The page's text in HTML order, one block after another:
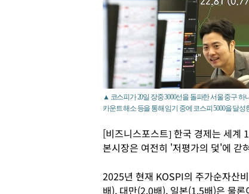
▲ 코스피가 20일 장중 3000선을 돌파한 서울 중구
카운트 해소 등을 통해 임기 중에 코스피 5000을 달
[비즈니스포스트] 한국 경제는 세계
본시장은 여전히 '저평가의 덫'에 갇
2025년 현재 KOSPI의 주가순자산
배), 대만(2.0배), 일본(1.5배)은 물